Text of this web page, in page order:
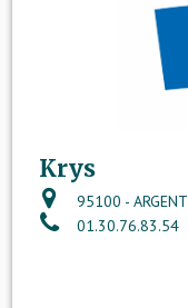
Krys
95100 -
01.30.76.83.54